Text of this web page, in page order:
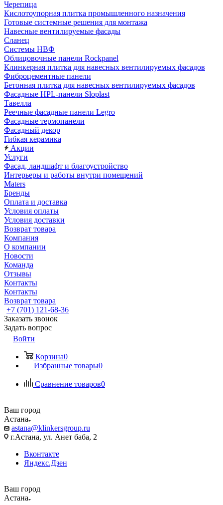
Черепица
Кислотоупорная плитка промышленного назначения
Готовые системные решения для монтажа
Навесные вентилируемые фасады
Сланец
Системы НВФ
Облицовочные панели Rockpanel
Клинкерная плитка для навесных вентилируемых фасадов
Фиброцементные панели
Бетонная плитка для навесных вентилируемых фасадов
Фасадные HPL-панели Sloplast
Тавелла
Реечные фасадные панели Legro
Фасадные термопанели
Фасадный декор
Гибкая керамика
Акции
Услуги
Фасад, ландшафт и благоустройство
Интерьеры и работы внутри помещений
Maters
Бренды
Оплата и доставка
Условия оплаты
Условия доставки
Возврат товара
Компания
О компании
Новости
Команда
Отзывы
Контакты
Контакты
Возврат товара
+7 (701) 121-68-36
Заказать звонок
Задать вопрос
Войти
Корзина0
Избранные товары0
Сравнение товаров0
Ваш город
Астана
astana@klinkersgroup.ru
г.Астана, ул. Анет баба, 2
Вконтакте
Яндекс.Дзен
Ваш город
Астана